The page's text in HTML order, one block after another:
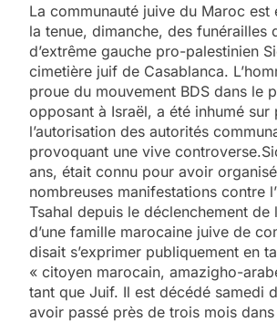
La communauté juive du Maroc est
la tenue, dimanche, des funérailles
d’extrême gauche pro-palestinien
cimetière juif de Casablanca.
proue du mouvement BDS dans le
opposant à Israël, a été inhumé sur
l’autorisation des autorités
provoquant une vive
ans, était connu pour avoir
nombreuses manifestations contre
Tsahal depuis le déclenchement de
d’une famille marocaine juive de
disait s’exprimer publiquement en
« citoyen marocain, amazigho-
tant que Juif. Il est décédé samedi
avoir passé près de trois mois